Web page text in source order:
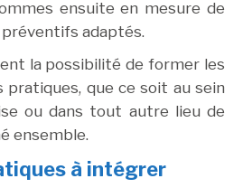
ensuite en mesure de
adaptés.
la possibilité de former les
pratiques, que ce soit au sein
ou dans tout autre lieu de
ensemble.
à intégrer